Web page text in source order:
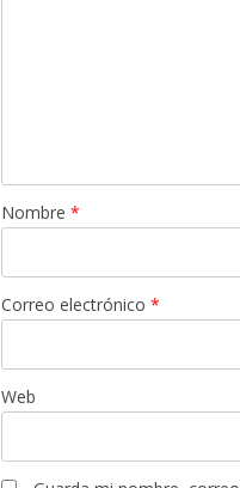
Nombre *
Correo electrónico *
Web